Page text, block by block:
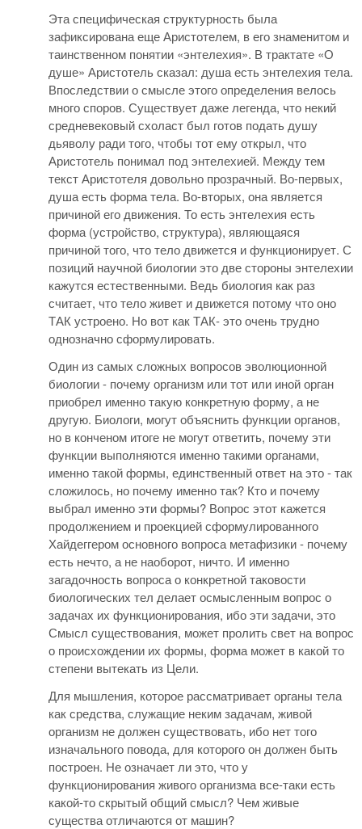
Эта специфическая структурность была
зафиксирована еще Аристотелем, в его знаменитом и
таинственном понятии «энтелехия». В трактате «О
душе» Аристотель сказал: душа есть энтелехия тела.
Впоследствии о смысле этого определения велось
много споров. Существует даже легенда, что некий
средневековый схоласт был готов подать душу
дьяволу ради того, чтобы тот ему открыл, что
Аристотель понимал под энтелехией. Между тем
текст Аристотеля довольно прозрачный. Во-первых,
душа есть форма тела. Во-вторых, она является
причиной его движения. То есть энтелехия есть
форма (устройство, структура), являющаяся
причиной того, что тело движется и функционирует. С
позиций научной биологии это две стороны энтелехии
кажутся естественными. Ведь биология как раз
считает, что тело живет и движется потому что оно
ТАК устроено. Но вот как ТАК- это очень трудно
однозначно сформулировать.
Один из самых сложных вопросов эволюционной
биологии - почему организм или тот или иной орган
приобрел именно такую конкретную форму, а не
другую. Биологи, могут объяснить функции органов,
но в конченом итоге не могут ответить, почему эти
функции выполняются именно такими органами,
именно такой формы, единственный ответ на это - так
сложилось, но почему именно так? Кто и почему
выбрал именно эти формы? Вопрос этот кажется
продолжением и проекцией сформулированного
Хайдеггером основного вопроса метафизики - почему
есть нечто, а не наоборот, ничто. И именно
загадочность вопроса о конкретной таковости
биологических тел делает осмысленным вопрос о
задачах их функционирования, ибо эти задачи, это
Смысл существования, может пролить свет на вопрос
о происхождении их формы, форма может в какой то
степени вытекать из Цели.
Для мышления, которое рассматривает органы тела
как средства, служащие неким задачам, живой
организм не должен существовать, ибо нет того
изначального повода, для которого он должен быть
построен. Не означает ли это, что у
функционирования живого организма все-таки есть
какой-то скрытый общий смысл? Чем живые
существа отличаются от машин?